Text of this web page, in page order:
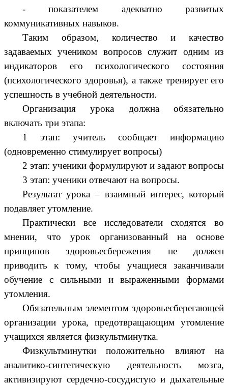
- показателем адекватно развитых
коммуникативных навыков.
Таким образом, количество и качество
задаваемых учеником вопросов служит одним из
индикаторов его психологического состояния
(психологического здоровья), а также тренирует его
успешность в учебной деятельности.
Организация урока должна обязательно
включать три этапа:
1 этап: учитель сообщает информацию
(одновременно стимулирует вопросы)
2 этап: ученики формулируют и задают вопросы
3 этап: ученики отвечают на вопросы.
Результат урока – взаимный интерес, который
подавляет утомление.
Практически все исследователи сходятся во
мнении, что урок организованный на основе
принципов здоровьесбережения не должен
приводить к тому, чтобы учащиеся заканчивали
обучение с сильными и выраженными формами
утомления.
Обязательным элементом здоровьесберегающей
организации урока, предотвращающим утомление
учащихся является физкультминутка.
Физкультминутки положительно влияют на
аналитико-синтетическую деятельность мозга,
активизируют сердечно-сосудистую и дыхательные